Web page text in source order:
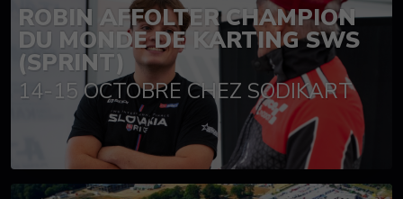
ROBIN AFFOLTER CHAMPION
DU MONDE DE KARTING SWS
(SPRINT)
14-15 OCTOBRE CHEZ SODIKART